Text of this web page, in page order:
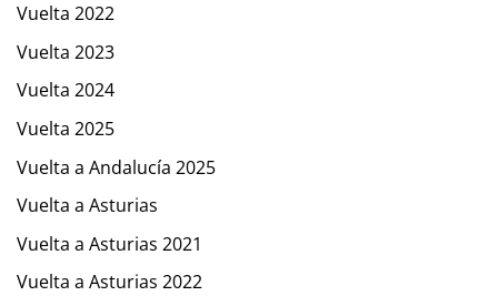
Vuelta 2022
Vuelta 2023
Vuelta 2024
Vuelta 2025
Vuelta a Andalucía 2025
Vuelta a Asturias
Vuelta a Asturias 2021
Vuelta a Asturias 2022